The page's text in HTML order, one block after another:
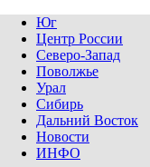
Юг
Центр России
Северо-Запад
Поволжье
Урал
Сибирь
Дальний Восток
Новости
ИНФО